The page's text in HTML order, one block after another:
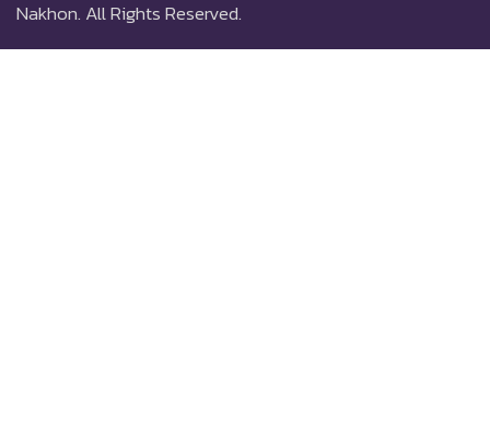
Nakhon. All Rights Reserved.